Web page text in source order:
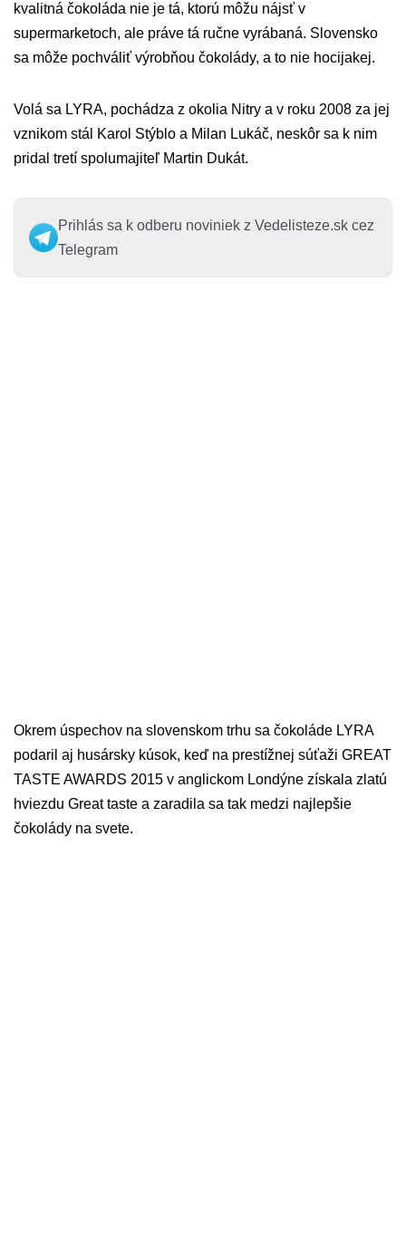
kvalitná čokoláda nie je tá, ktorú môžu nájsť v
supermarketoch, ale práve tá ručne vyrábaná. Slovensko
sa môže pochváliť výrobňou čokolády, a to nie hocijakej.
Volá sa LYRA, pochádza z okolia Nitry a v roku 2008 za jej
vznikom stál Karol Stýblo a Milan Lukáč, neskôr sa k nim
pridal tretí spolumajiteľ Martin Dukát.
Prihlás sa k odberu noviniek z Vedelisteze.sk cez
Telegram
Okrem úspechov na slovenskom trhu sa čokoláde LYRA
podaril aj husársky kúsok, keď na prestížnej súťaži GREAT
TASTE AWARDS 2015 v anglickom Londýne získala zlatú
hviezdu Great taste a zaradila sa tak medzi najlepšie
čokolády na svete.